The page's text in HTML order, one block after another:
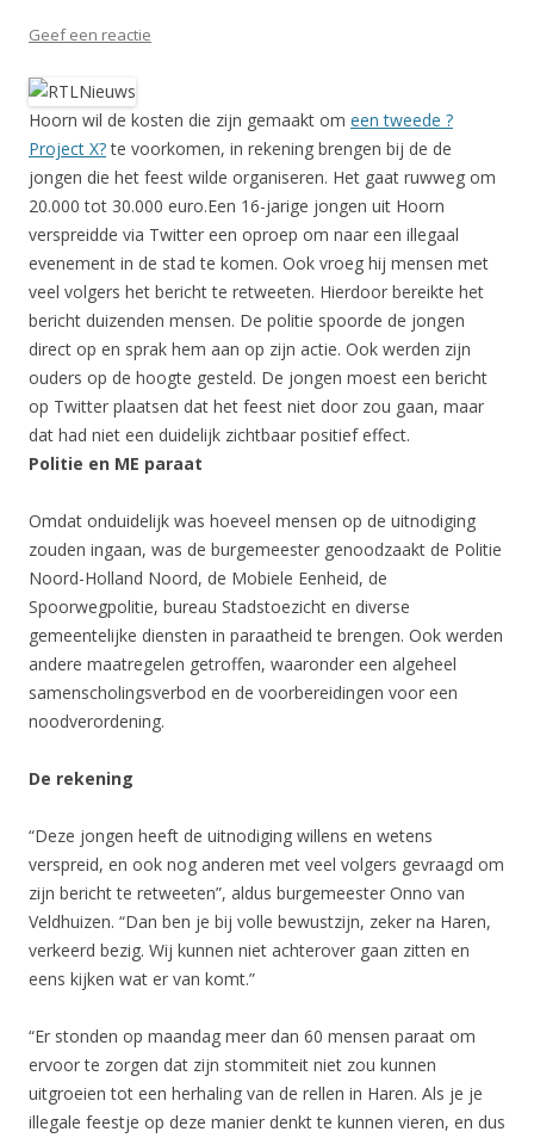
Geef een reactie
Hoorn wil de kosten die zijn gemaakt om een tweede ?
Project X?te voorkomen, in rekening brengen bij de de
jongen die het feest wilde organiseren. Het gaat ruwweg om
20.000 tot 30.000 euro.Een 16-jarige jongen uit Hoorn
verspreidde via Twitter een oproep om naar een illegaal
evenement in de stad te komen. Ook vroeg hij mensen met
veel volgers het bericht te retweeten. Hierdoor bereikte het
bericht duizenden mensen. De politie spoorde de jongen
direct op en sprak hem aan op zijn actie. Ook werden zijn
ouders op de hoogte gesteld. De jongen moest een bericht
op Twitter plaatsen dat het feest niet door zou gaan, maar
dat had niet een duidelijk zichtbaar positief effect.
Politie en ME paraat
Omdat onduidelijk was hoeveel mensen op de uitnodiging
zouden ingaan, was de burgemeester genoodzaakt de Politie
Noord-Holland Noord, de Mobiele Eenheid, de
Spoorwegpolitie, bureau Stadstoezicht en diverse
gemeentelijke diensten in paraatheid te brengen. Ook werden
andere maatregelen getroffen, waaronder een algeheel
samenscholingsverbod en de voorbereidingen voor een
noodverordening.
De rekening
“Deze jongen heeft de uitnodiging willens en wetens
verspreid, en ook nog anderen met veel volgers gevraagd om
zijn bericht te retweeten”, aldus burgemeester Onno van
Veldhuizen. “Dan ben je bij volle bewustzijn, zeker na Haren,
verkeerd bezig. Wij kunnen niet achterover gaan zitten en
eens kijken wat er van komt.”
“Er stonden op maandag meer dan 60 mensen paraat om
ervoor te zorgen dat zijn stommiteit niet zou kunnen
uitgroeien tot een herhaling van de rellen in Haren. Als je je
illegale feestje op deze manier denkt te kunnen vieren, en dus